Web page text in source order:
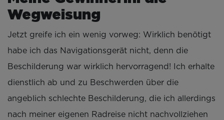
Wegweisung
Jetzt greife ich ein wenig vorweg: Wirklich benötigt
habe ich das Navigationsgerät nicht, denn die
Beschilderung war wirklich hervorragend! Ich erhalte
dienstlich ab und zu Beschwerden über die
angeblich schlechte Beschilderung, die ich allerdings
nach meiner eigenen Radreise nicht nachvollziehen